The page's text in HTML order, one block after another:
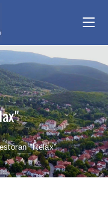
"Relax"